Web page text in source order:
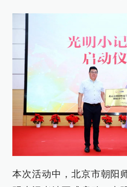
本次活动中，北京市朝阳